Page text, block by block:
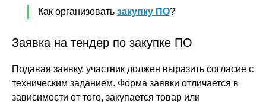
Как организовать закупку ПО?
Заявка на тендер по закупке ПО
Подавая заявку, участник должен выразить согласие с
техническим заданием. Форма заявки отличается в
зависимости от того, закупается товар или